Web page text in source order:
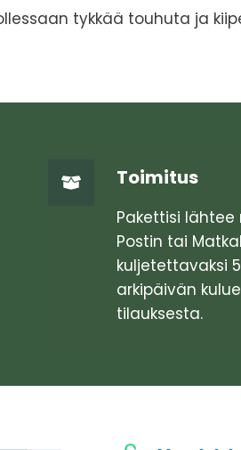
tykkää touhuta ja
Toimitus
Pakettisi
Postin tai
kuljetettavaksi
arkipäivän
tilauksesta.